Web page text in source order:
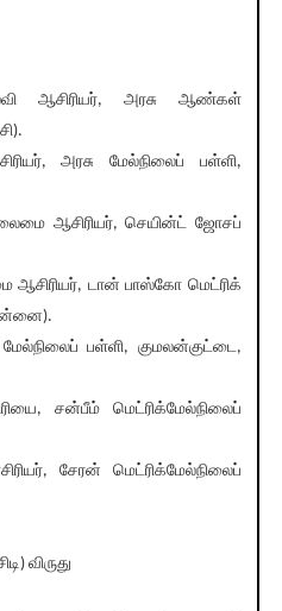
ஆசிரியர், அரசு ஆண்கள்
அரசு மேல்நிலைப் பள்ளி,
ஆசிரியர், செயின்ட் ஜோசப்
ஆசிரியர், டான் பாஸ்கோ மெட்ரிக்
மேல்நிலைப் பள்ளி, குமலன்குட்டை,
சன்பீம் மெட்ரிக்மேல்நிலைப்
சேரன் மெட்ரிக்மேல்நிலைப்
விருது